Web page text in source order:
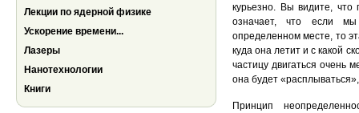
Лекции по ядерной физике
Ускорение времени...
Лазеры
Нанотехнологии
Книги
курьезно. Вы видите, что
означает, что если мы
определенном месте, то
куда она летит и с какой
частицу двигаться очень
она будет
Принцип